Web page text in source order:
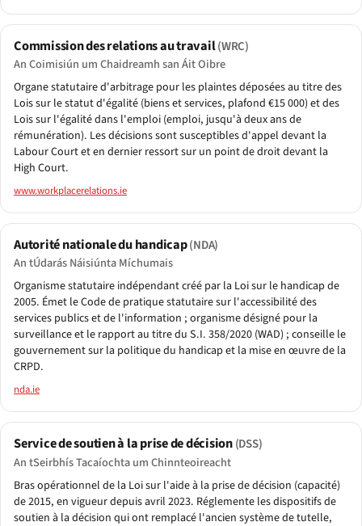
Commission des relations au travail(WRC)
An Coimisiún um Chaidreamh san Áit Oibre
Organe statutaire d'arbitrage pour les plaintes déposées au titre des
Lois sur le statut d'égalité (biens et services, plafond €15 000) et des
Lois sur l'égalité dans l'emploi (emploi, jusqu'à deux ans de
rémunération). Les décisions sont susceptibles d'appel devant la
Labour Court et en dernier ressort sur un point de droit devant la
High Court.
www.workplacerelations.ie
Autorité nationale du handicap(NDA)
An tÚdarás Náisiúnta Míchumais
Organisme statutaire indépendant créé par la Loi sur le handicap de
2005. Émet le Code de pratique statutaire sur l'accessibilité des
services publics et de l'information ; organisme désigné pour la
surveillance et le rapport au titre du S.I. 358/2020 (WAD) ; conseille le
gouvernement sur la politique du handicap et la mise en œuvre de la
CRPD.
nda.ie
Service de soutien à la prise de décision(DSS)
An tSeirbhís Tacaíochta um Chinnteoireacht
Bras opérationnel de la Loi sur l'aide à la prise de décision (capacité)
de 2015, en vigueur depuis avril 2023. Réglemente les dispositifs de
soutien à la décision qui ont remplacé l'ancien système de tutelle,